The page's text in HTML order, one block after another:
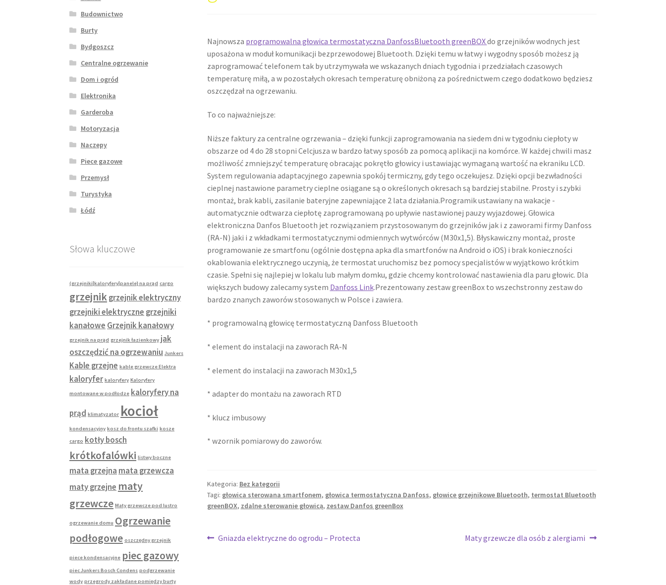
Najnowsza programowalna głowica termostatyczna DanfossBluetooth greenBOXdo grzejników wodnych jest
uposażona w moduł komunikacji bezprzewodowej Bluetooth. Dzięki temu w łatwy i wygodny sposób możesz ją
zaprogramować telefonem tak by utrzymywała we wskazanych dniach tygodnia i przedziałach czasowych
temperaturę miłą, a w pozostałych okresach temperaturę obniżoną za pośrednictwem czego dodatkowo będziesz
oszczędzał na ogrzewaniu.
To co najważniejsze:
Niższe faktury za centralne ogrzewania – dzięki funkcji zaprogramowania na siedem dni w tygodniu ciepłoty w
obszarze od 4 do 28 stopni Celcjusza w bardzo łatwy sposób za pomocą aplikacji na komórce. W każdej chwili masz
możliwość zmniejszyć temperaturę obracając pokrętło głowicy i ustawiając wymaganą wartość na ekraniku LCD.
System regulowania adaptacyjnego zapewnia spokój termiczny, gdy tego oczekujesz. Dzięki opcji bezwładności
cieplnej nastawione parametry cieplne osiągane są o określonych okresach są bardziej stabilne. Prosty i szybki
montaż, brak kabli, zasilanie bateryjne zapewniające 2 lata działania.Programik ustawiany na wakacje -
automatycznie odtwarza ciepłotę zaprogramowaną po upływie nastawionej pauzy wyjazdowej. Głowica
elektroniczna Danfos Bluetooth jet rozwiązaniem przystosowanym do grzejników jak i z zaworami firmy Danfoss
(RA-N) jaki i z wkładkami termostatycznymi odmiennych wytwórców (M30x1,5). Błyskawiczny montaż, proste
programowanie ze smartfonu (ogólnie dostępna apka dla smartfonów na Android o iOS) i brak konieczności
okablowania elektrycznego uczynią, że termostat uruchomisz bez pomocy specjalistów w wyjątkowo krótkim
czasie. Spełni się najlepiej w lokalu lub małym domku, gdzie chcemy kontrolować nastawienia dla paru głowic. Dla
większych budowy zalecamy system Danfoss Link.Prezentowany zestaw greenBox to wszechstronny zestaw do
bardzo znanych zaworów stosowanych w Polsce i zawiera.
* programowalną głowicę termostatyczną Danfoss Bluetooth
* element do instalacji na zaworach RA-N
* element do instalacji na zaworach M30x1,5
* adapter do montażu na zaworach RTD
* klucz imbusowy
* wzornik pomiarowy do zaworów.
Kategoria: Bez kategorii
Tagi: głowica sterowana smartfonem, głowica termostatyczna Danfoss, głowice grzejnikowe Bluetooth, termostat Bluetooth
greenBOX, zdalne sterowanie głowicą, zestaw Danfos greenBox
Nawigacja
Poprzedni
Gniazda elektryczne do ogrodu – Protecta
Następny
Maty grzewcze dla osób z alergiami
Budownictwo
Burty
Bydgoszcz
Centralne ogrzewanie
Dom i ogród
Elektronika
Garderoba
Motoryzacja
Naczepy
Piece gazowe
Przemysł
Turystyka
Łódź
Słowa kluczowe
(grzejniki|kaloryfery|panele} na prąd cargo
grzejnikgrzejnik elektryczny
grzejniki elektryczne grzejniki
kanałowe Grzejnik kanałowy
grzejnik na prąd grzejnik łazienkowy jak
oszczędzić na ogrzewaniu Junkers
Kable grzejne kable grzewcze Elektra
kaloryfer kaloryfery Kaloryfery
montowane w podłodze kaloryfery na
prąd klimatyzator kocioł
kondensacyjny kosz do frontu szafki kosze
cargo kotły bosch
krótkofalówki listwy boczne
mata grzejna mata grzewcza
maty grzejne maty
grzewcze Maty grzewcze pod lustro
ogrzewanie domu Ogrzewanie
podłogowe oszczędny grzejnik
piece kondensacyjne piec gazowy
piec Junkers Bosch Condens podgrzewanie
wody przegrody zakładane pomiędzy burty